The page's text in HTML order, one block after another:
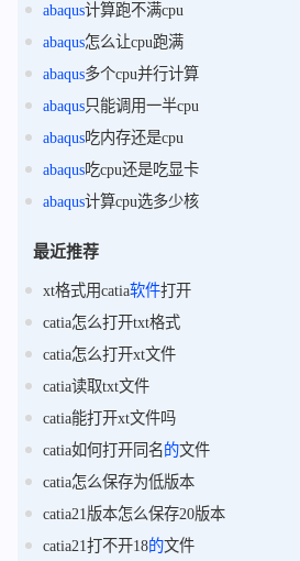
abaqus计算跑不满cpu
abaqus怎么让cpu跑满
abaqus多个cpu并行计算
abaqus只能调用一半cpu
abaqus吃内存还是cpu
abaqus吃cpu还是吃显卡
abaqus计算cpu选多少核
最近推荐
xt格式用catia软件打开
catia怎么打开txt格式
catia怎么打开xt文件
catia读取txt文件
catia能打开xt文件吗
catia如何打开同名的文件
catia怎么保存为低版本
catia21版本怎么保存20版本
catia21打不开18的文件